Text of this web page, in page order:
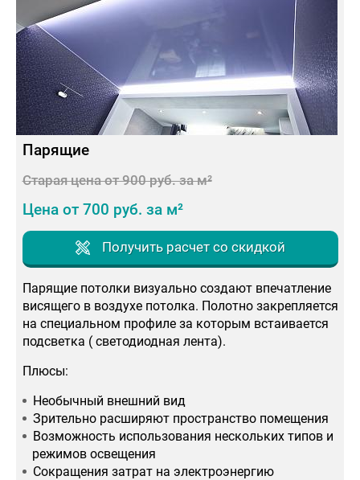
Парящие
Старая цена от 900 руб. за м²
Цена от 700 руб. за м²
Получить расчет со скидкой
Парящие потолки визуально создают впечатление
висящего в воздухе потолка. Полотно закрепляется
на специальном профиле за которым встаивается
подсветка ( светодиодная лента).
Плюсы:
Необычный внешний вид
Зрительно расширяют пространство помещения
Возможность использования нескольких типов и
режимов освещения
Сокращения затрат на электроэнергию